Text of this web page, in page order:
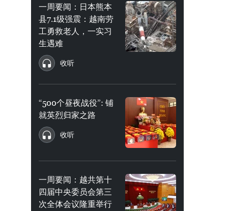
一周要闻：日本熊本
县7.1级强震：越南劳
工勇救老人，一实习
生遇难
收听
“500个昼夜战役”: 铺
就英烈归家之路
收听
一周要闻：越共第十
四届中央委员会第三
次全体会议隆重举行